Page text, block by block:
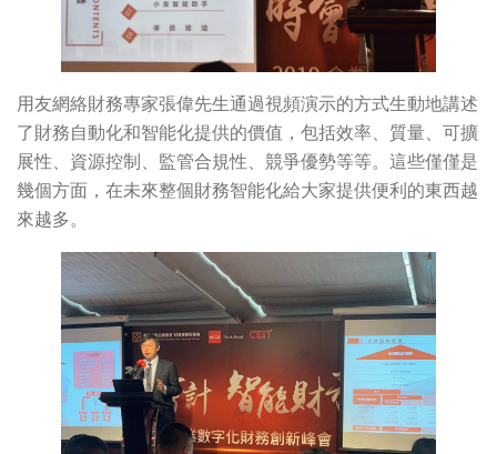
用友網絡財務專家張偉先生通過視頻演示的方式生動地講述
了財務自動化和智能化提供的價值，包括效率、質量、可擴
展性、資源控制、監管合規性、競爭優勢等等。這些僅僅是
幾個方面，在未來整個財務智能化給大家提供便利的東西越
來越多。